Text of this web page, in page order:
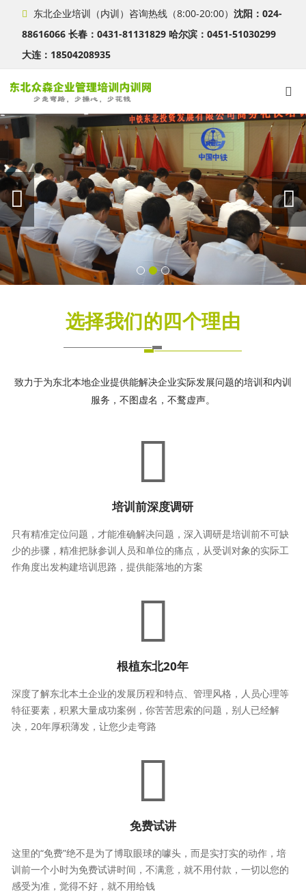
东北企业培训（内训）咨询热线（8:00-20:00）沈阳：024-
88616066 长春：0431-81131829 哈尔滨：0451-51030299
大连：18504208935
选择我们的四个理由
致力于为东北本地企业提供能解决企业实际发展问题的培训和内训
服务，不图虚名，不鹜虚声。
培训前深度调研
只有精准定位问题，才能准确解决问题，深入调研是培训前不可缺
少的步骤，精准把脉参训人员和单位的痛点，从受训对象的实际工
作角度出发构建培训思路，提供能落地的方案
根植东北20年
深度了解东北本土企业的发展历程和特点、管理风格，人员心理等
特征要素，积累大量成功案例，你苦苦思索的问题，别人已经解
决，20年厚积薄发，让您少走弯路
免费试讲
这里的“免费”绝不是为了博取眼球的噱头，而是实打实的动作，培
训前一个小时为免费试讲时间，不满意，就不用付款，一切以您的
感受为准，觉得不好，就不用给钱